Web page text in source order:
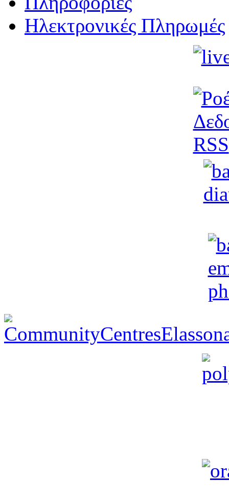
Ηλεκτρονικές Πληρωμές